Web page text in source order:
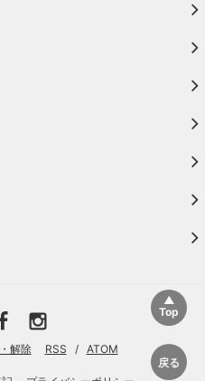
解除 RSS / ATOM